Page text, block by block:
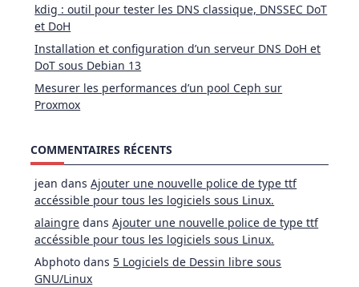
kdig : outil pour tester les DNS classique, DNSSEC DoT
et DoH
Installation et configuration d’un serveur DNS DoH et
DoT sous Debian 13
Mesurer les performances d’un pool Ceph sur
Proxmox
COMMENTAIRES RÉCENTS
jean dansAjouter une nouvelle police de type ttf
accéssible pour tous les logiciels sous Linux.
alaingre dansAjouter une nouvelle police de type ttf
accéssible pour tous les logiciels sous Linux.
Abphoto dans 5 Logiciels de Dessin libre sous
GNU/Linux